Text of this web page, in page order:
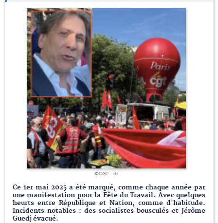
©CGT - dr
Ce 1er mai 2025 a été marqué, comme chaque année par
une manifestation pour la Fête du Travail. Avec quelques
heurts entre République et Nation, comme d'habitude.
Incidents notables : des socialistes bousculés et Jérôme
Guedj évacué.